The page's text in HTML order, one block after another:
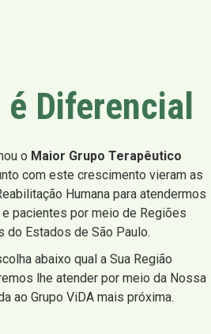
é Diferencial
o Maior Grupo Terapêutico
com este crescimento vieram as
Humana para atendermos
pacientes por meio de Regiões
do Estados de São Paulo.
abaixo qual a Sua Região
lhe atender por meio da Nossa
ao Grupo ViDA mais próxima.